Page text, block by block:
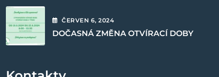
ČERVEN 6, 2024
DOČASNÁ ZMĚNA OTVÍRACÍ DOBY